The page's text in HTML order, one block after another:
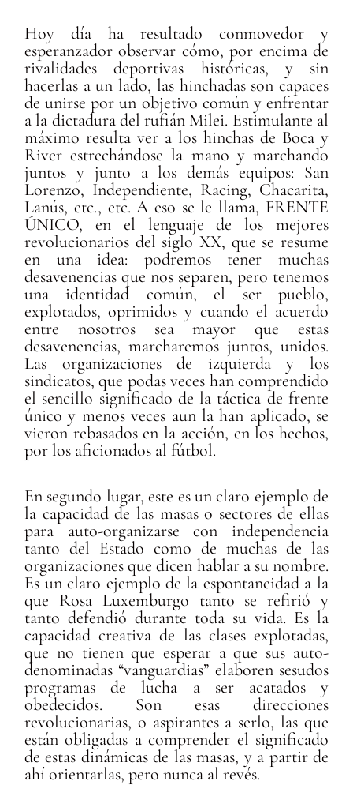
Hoy día ha resultado conmovedor y
esperanzador observar cómo, por encima de
rivalidades deportivas históricas, y sin
hacerlas a un lado, las hinchadas son capaces
de unirse por un objetivo común y enfrentar
a la dictadura del rufián Milei. Estimulante al
máximo resulta ver a los hinchas de Boca y
River estrechándose la mano y marchando
juntos y junto a los demás equipos: San
Lorenzo, Independiente, Racing, Chacarita,
Lanús, etc., etc. A eso se le llama, FRENTE
ÚNICO, en el lenguaje de los mejores
revolucionarios del siglo XX, que se resume
en una idea: podremos tener muchas
desavenencias que nos separen, pero tenemos
una identidad común, el ser pueblo,
explotados, oprimidos y cuando el acuerdo
entre nosotros sea mayor que estas
desavenencias, marcharemos juntos, unidos.
Las organizaciones de izquierda y los
sindicatos, que podas veces han comprendido
el sencillo significado de la táctica de frente
único y menos veces aun la han aplicado, se
vieron rebasados en la acción, en los hechos,
por los aficionados al fútbol.
En segundo lugar, este es un claro ejemplo de
la capacidad de las masas o sectores de ellas
para auto-organizarse con independencia
tanto del Estado como de muchas de las
organizaciones que dicen hablar a su nombre.
Es un claro ejemplo de la espontaneidad a la
que Rosa Luxemburgo tanto se refirió y
tanto defendió durante toda su vida. Es la
capacidad creativa de las clases explotadas,
que no tienen que esperar a que sus auto-
denominadas “vanguardias” elaboren sesudos
programas de lucha a ser acatados y
obedecidos. Son esas direcciones
revolucionarias, o aspirantes a serlo, las que
están obligadas a comprender el significado
de estas dinámicas de las masas, y a partir de
ahí orientarlas, pero nunca al revés.